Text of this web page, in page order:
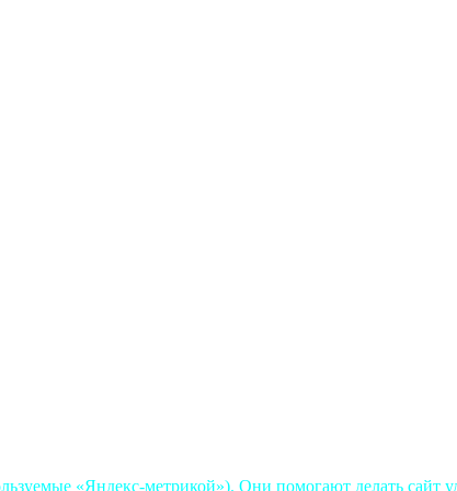
«Яндекс-метрикой»). Они помогают делать сайт